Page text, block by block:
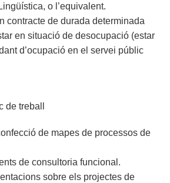
o l’equivalent.
contracte de durada determinada
en situació de desocupació (estar
d’ocupació en el servei públic
treball
de mapes de processos de
de consultoria funcional.
sobre els projectes de